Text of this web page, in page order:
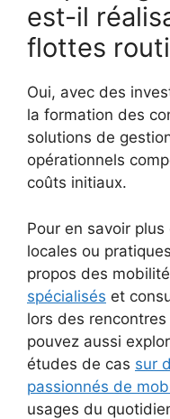
est-il
flottes
Oui, avec des
la formation des
solutions de
opérationnels
coûts initiaux.
Pour en savoir
locales ou
propos des
spécialisés et
lors des
pouvez aussi
études de cas sur
passionnés de
usages du